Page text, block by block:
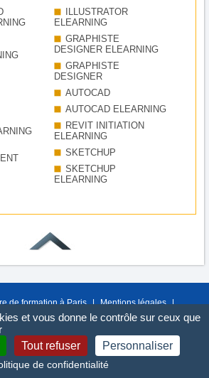
ILLUSTRATOR
ELEARNING
GRAPHISTE
DESIGNER ELEARNING
GRAPHISTE
DESIGNER
AUTOCAD
AUTOCAD ELEARNING
REVIT INITIATION
ELEARNING
SKETCHUP
SKETCHUP
ELEARNING
de formation à Paris | Mentions légales |
Confidentialité
OF N° 11 75 42767 75 RGPD
© 2007-2026 CFORPRO
et vous donne le contrôle sur ceux que
Tout refuser Personnaliser
de confidentialité